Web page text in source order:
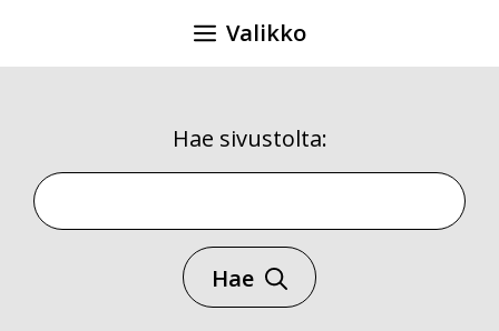
Valikko
Hae sivustolta:
Hae sivustolta
Hae